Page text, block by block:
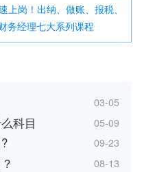
岗！出纳、做账、报税、
务经理七大系列课程
03-05
科目 05-09
09-23
08-13